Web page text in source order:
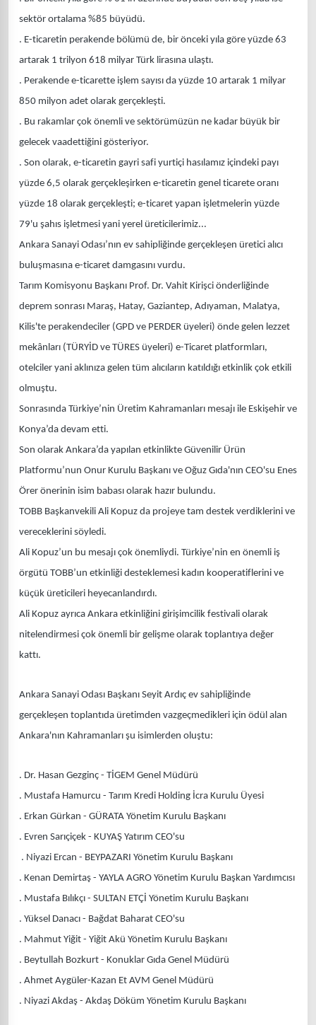
sektör ortalama %85 büyüdü.
. E-ticaretin perakende bölümü de, bir önceki yıla göre yüzde 63
artarak 1 trilyon 618 milyar Türk lirasına ulaştı.
. Perakende e-ticarette işlem sayısı da yüzde 10 artarak 1 milyar
850 milyon adet olarak gerçekleşti.
. Bu rakamlar çok önemli ve sektörümüzün ne kadar büyük bir
gelecek vaadettiğini gösteriyor.
. Son olarak, e-ticaretin gayri safi yurtiçi hasılamız içindeki payı
yüzde 6,5 olarak gerçekleşirken e-ticaretin genel ticarete oranı
yüzde 18 olarak gerçekleşti; e-ticaret yapan işletmelerin yüzde
79'u şahıs işletmesi yani yerel üreticilerimiz...
Ankara Sanayi Odası’nın ev sahipliğinde gerçekleşen üretici alıcı
buluşmasına e-ticaret damgasını vurdu.
Tarım Komisyonu Başkanı Prof. Dr. Vahit Kirişci önderliğinde
deprem sonrası Maraş, Hatay, Gaziantep, Adıyaman, Malatya,
Kilis'te perakendeciler (GPD ve PERDER üyeleri) önde gelen lezzet
mekânları (TÜRYİD ve TÜRES üyeleri) e-Ticaret platformları,
otelciler yani aklınıza gelen tüm alıcıların katıldığı etkinlik çok etkili
olmuştu.
Sonrasında Türkiye’nin Üretim Kahramanları mesajı ile Eskişehir ve
Konya’da devam etti.
Son olarak Ankara’da yapılan etkinlikte Güvenilir Ürün
Platformu’nun Onur Kurulu Başkanı ve Oğuz Gıda'nın CEO'su Enes
Örer önerinin isim babası olarak hazır bulundu.
TOBB Başkanvekili Ali Kopuz da projeye tam destek verdiklerini ve
vereceklerini söyledi.
Ali Kopuz’un bu mesajı çok önemliydi. Türkiye’nin en önemli iş
örgütü TOBB’un etkinliği desteklemesi kadın kooperatiflerini ve
küçük üreticileri heyecanlandırdı.
Ali Kopuz ayrıca Ankara etkinliğini girişimcilik festivali olarak
nitelendirmesi çok önemli bir gelişme olarak toplantıya değer
kattı.
Ankara Sanayi Odası Başkanı Seyit Ardıç ev sahipliğinde
gerçekleşen toplantıda üretimden vazgeçmedikleri için ödül alan
Ankara'nın Kahramanları şu isimlerden oluştu:
. Dr. Hasan Gezginç - TİGEM Genel Müdürü
. Mustafa Hamurcu - Tarım Kredi Holding İcra Kurulu Üyesi
. Erkan Gürkan - GÜRATA Yönetim Kurulu Başkanı
. Evren Sarıçiçek - KUYAŞ Yatırım CEO'su
. Niyazi Ercan - BEYPAZARI Yönetim Kurulu Başkanı
. Kenan Demirtaş - YAYLA AGRO Yönetim Kurulu Başkan Yardımcısı
. Mustafa Bılıkçı - SULTAN ETÇİ Yönetim Kurulu Başkanı
. Yüksel Danacı - Bağdat Baharat CEO'su
. Mahmut Yiğit - Yiğit Akü Yönetim Kurulu Başkanı
. Beytullah Bozkurt - Konuklar Gıda Genel Müdürü
. Ahmet Aygüler-Kazan Et AVM Genel Müdürü
. Niyazi Akdaş - Akdaş Döküm Yönetim Kurulu Başkanı